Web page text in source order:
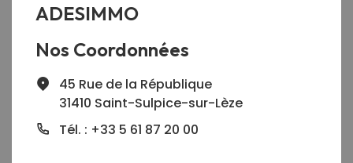
ADESIMMO
Nos Coordonnées
45 Rue de la République
31410 Saint-Sulpice-sur-Lèze
Tél. : +33 5 61 87 20 00